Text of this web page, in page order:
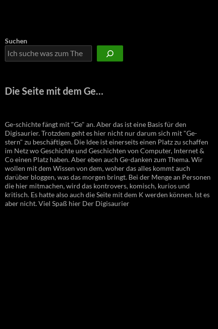
Suchen
Die Seite mit dem Ge…
Ge-schichte fängt mit "Ge" an. Aber das ist eine Basis für den
Digisaurier. Trotzdem geht es hier nicht nur darum sich mit "Ge-
stern" zu beschäftigen. Die Idee ist einerseits einen Platz zu schaffen
im Netz wo Geschichte und Geschichten von Computer, Internet &
Co einen Platz haben. Aber eben auch Ge-danken zum Thema. Wir
wollen mit dem Wissen von dem, woher das alles kommt auch
darüber bloggen, was das morgen bringt. Bei der Menge an Personen
die hier mitmachen, wird das kontrovers, komisch, kurios und
kritisch. Es hatte also auch die Seite mit dem K werden können. Ist es
aber nicht. Viel Spaß hier Der Digisaurier